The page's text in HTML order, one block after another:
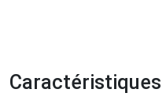
Caractéristiques